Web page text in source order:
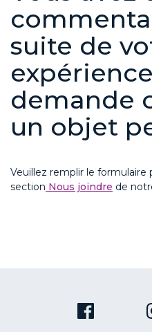
suite de
demande
un objet
Veuillez remplir le formulaire
section Nous joindre de